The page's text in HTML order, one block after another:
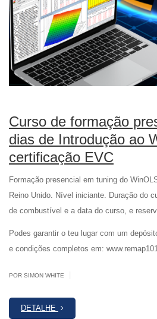
Curso de formação
dias de Introdução ao
certificação EVC
Formação presencial em tuning do
Reino Unido. Nível iniciante. Duração do
de combustível e a data do curso, e
Podes garantir o teu lugar com um
e condições completos em:
POR SIMON WHITE
DETALHE